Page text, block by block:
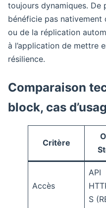
toujours dynamiques. De
bénéficie pas
ou de la réplication
à l’application de mettre
résilience.
Comparaison
block, cas
Critère
Accès
API
S